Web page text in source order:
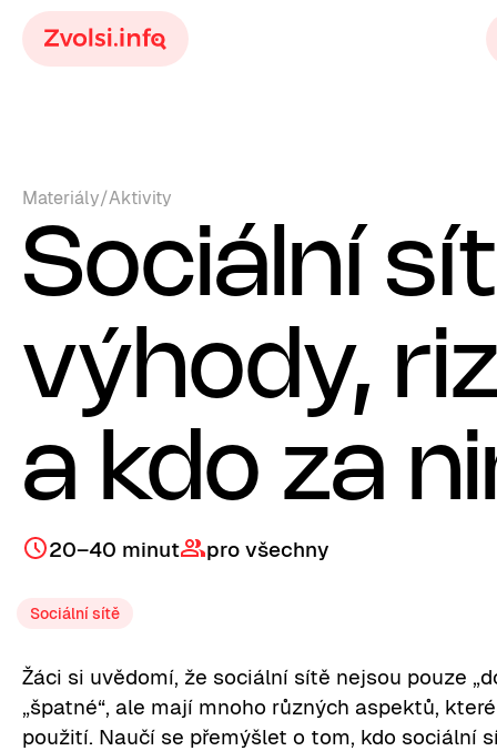
Materiály/Aktivity
Sociální
výhody,
a kdo za
20–40 minut pro všechny
Sociální sítě
Žáci si uvědomí, že sociální sítě nejsou pouze
„špatné“, ale mají mnoho různých aspektů,
použití. Naučí se přemýšlet o tom, kdo sociální